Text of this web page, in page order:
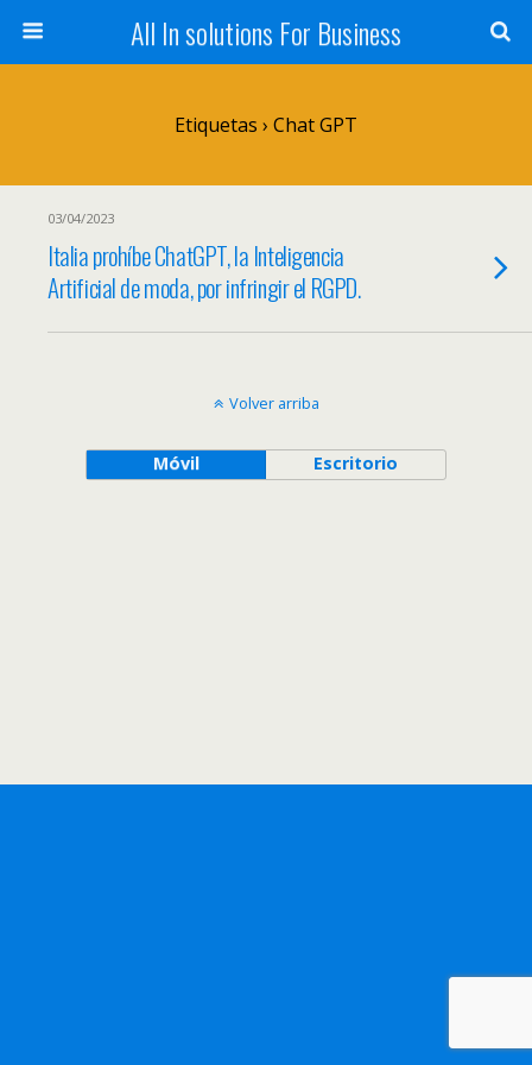
All In solutions For Business
Etiquetas › Chat GPT
03/04/2023
Italia prohíbe ChatGPT, la Inteligencia
Artificial de moda, por infringir el RGPD.
Volver arriba
Móvil Escritorio